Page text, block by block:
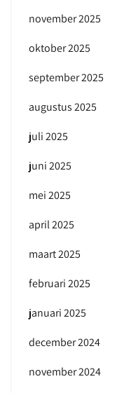
november 2025
oktober 2025
september 2025
augustus 2025
juli 2025
juni 2025
mei 2025
april 2025
maart 2025
februari 2025
januari 2025
december 2024
november 2024